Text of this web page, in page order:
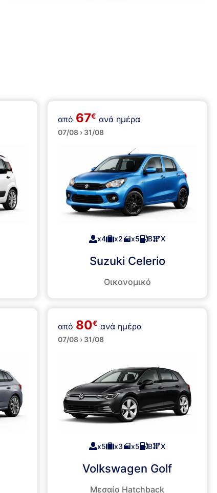
Μικρά
από 67€ ανά ημέρα
07/08 › 31/08
x4 x2 x5 Β Χ
Suzuki Celerio
Οικονομικό
Μεσαία
από 80€ ανά ημέρα
07/08 › 31/08
x5 x3 x5 Β Χ
Volkswagen Golf
Μεσαίο Hatchback